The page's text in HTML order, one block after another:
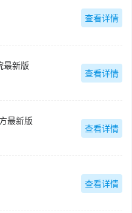
查看详情
最新版
查看详情
最新版
查看详情
查看详情